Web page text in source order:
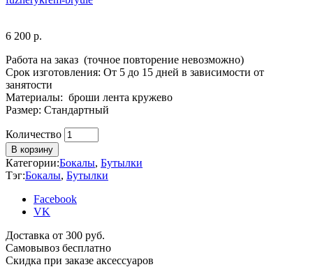
6 200 р.
Работа на заказ (точное повторение невозможно)
Срок изготовления: От 5 до 15 дней в зависимости от
занятости
Материалы: броши лента кружево
Размер: Стандартный
Количество
Количество
В корзину
Категории:Бокалы, Бутылки
Тэг:Бокалы, Бутылки
Facebook
VK
Доставка от 300 руб.
Самовывоз бесплатно
Скидка при заказе аксессуаров